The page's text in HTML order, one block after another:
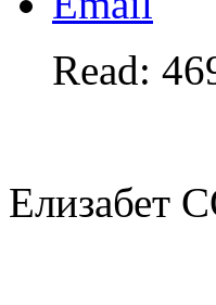
Read: